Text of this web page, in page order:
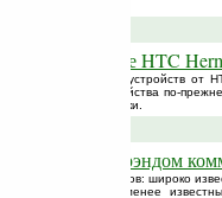
коммуникаторе HTC
о линейке новых устройств от
на рынке устройства по-
параметрах новинки.
под своим брэндом
рынке коммуникаторов: широко
маркой модели менее